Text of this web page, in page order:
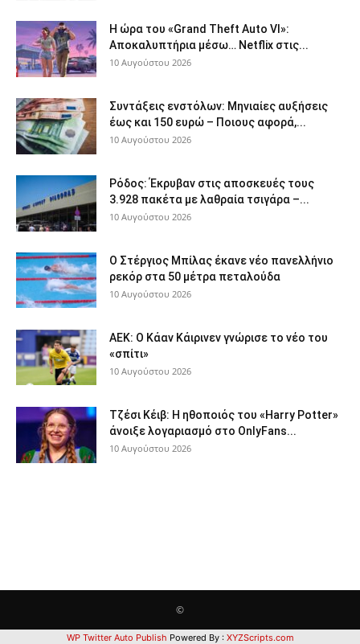
Η ώρα του «Grand Theft Auto VI»:
Αποκαλυπτήρια μέσω… Netflix στις...
10 Αυγούστου 2026
Συντάξεις ενστόλων: Mηνιαίες αυξήσεις
έως και 150 ευρώ – Ποιους αφορά,...
10 Αυγούστου 2026
Ρόδος: Έκρυβαν στις αποσκευές τους
3.928 πακέτα με λαθραία τσιγάρα –...
10 Αυγούστου 2026
Ο Στέργιος Μπίλας έκανε νέο πανελλήνιο
ρεκόρ στα 50 μέτρα πεταλούδα
10 Αυγούστου 2026
ΑΕΚ: Ο Κάαν Κάιρινεν γνώρισε το νέο του
«σπίτι»
10 Αυγούστου 2026
Τζέσι Κέιβ: Η ηθοποιός του «Harry Potter»
άνοιξε λογαριασμό στο OnlyFans...
10 Αυγούστου 2026
©
WP Twitter Auto Publish Powered By : XYZScripts.com